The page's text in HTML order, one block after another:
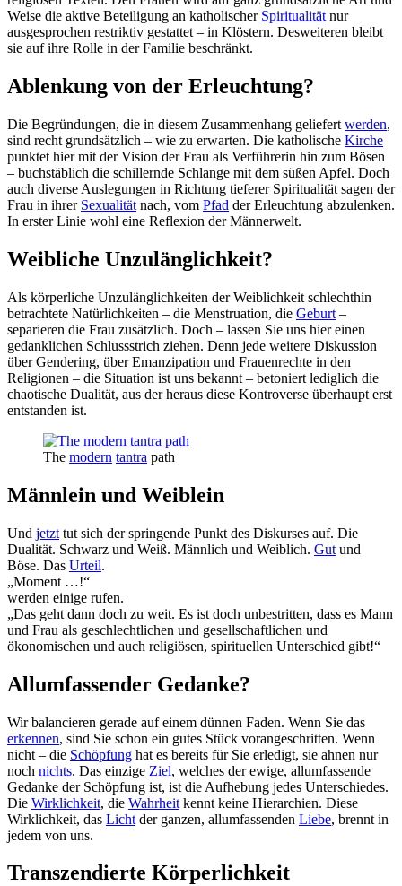
Weise die aktive Beteiligung an katholischer Spiritualität nur
ausgesprochen restriktiv gestattet – in Klöstern. Desweiteren bleibt
sie auf ihre Rolle in der Familie beschränkt.
Ablenkung von der Erleuchtung?
Die Begründungen, die in diesem Zusammenhang geliefert werden,
sind recht grundsätzlich – wie zu erwarten. Die katholische Kirche
punktet hier mit der Vision der Frau als Verführerin hin zum Bösen
– buchstäblich die schillernde Schlange mit dem süßen Apfel. Doch
auch diverse Auslegungen in Richtung tieferer Spiritualität sagen der
Frau in ihrer Sexualität nach, vom Pfad der Erleuchtung abzulenken.
In erster Linie wohl eine Reflexion der Männerwelt.
Weibliche Unzulänglichkeit?
Als körperliche Unzulänglichkeiten der Weiblichkeit schlechthin
betrachtete Natürlichkeiten – die Menstruation, die Geburt –
separieren die Frau zusätzlich. Doch – lassen Sie uns hier einen
gedanklichen Schlussstrich ziehen. Denn jede weitere Diskussion
über Gendering, über Emanzipation und Frauenrechte in den
Religionen – die Situation ist uns bekannt – betoniert lediglich die
chaotische Dualität, aus der heraus diese Kontroverse überhaupt erst
entstanden ist.
The modern tantra path
Männlein und Weiblein
Und jetzt tut sich der springende Punkt des Diskurses auf. Die
Dualität. Schwarz und Weiß. Männlich und Weiblich. Gut und
Böse. Das Urteil.
„Moment …!“
werden einige rufen.
„Das geht dann doch zu weit. Es ist doch unbestritten, dass es Mann
und Frau als geschlechtlichen und gesellschaftlichen und
ökonomischen und auch religiösen, spirituellen Unterschied gibt!“
Allumfassender Gedanke?
Wir balancieren gerade auf einem dünnen Faden. Wenn Sie das
erkennen, sind Sie schon ein gutes Stück vorangeschritten. Wenn
nicht – die Schöpfung hat es bereits für Sie erledigt, sie ahnen nur
noch nichts. Das einzige Ziel, welches der ewige, allumfassende
Gedanke der Schöpfung ist, ist die Aufhebung jedes Unterschiedes.
Die Wirklichkeit, die Wahrheit kennt keine Hierarchien. Diese
Wirklichkeit, das Licht der ganzen, allumfassenden Liebe, brennt in
jedem von uns.
Transzendierte Körperlichkeit